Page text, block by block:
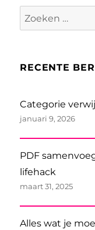
Zoeken
naar:
RECENTE
Categorie
januari 9, 2026
PDF
lifehack
maart 31, 2025
Alles wat je